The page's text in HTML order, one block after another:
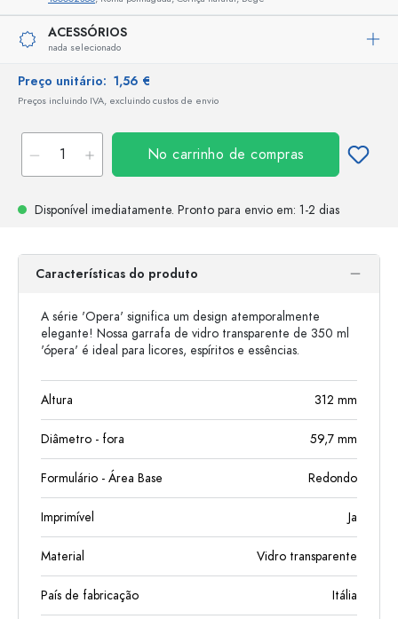
ACESSÓRIOS
nada selecionado
Preço unitário: 1,56 €
Preços incluindo IVA, excluindo custos de envio
No carrinho de compras
Disponível imediatamente. Pronto para envio em: 1-2 dias
Características do produto
A série 'Opera' significa um design atemporalmente
elegante! Nossa garrafa de vidro transparente de 350 ml
'ópera' é ideal para licores, espíritos e essências.
Altura 312 mm
Diâmetro - fora 59,7 mm
Formulário - Área Base Redondo
Imprimível Ja
Material Vidro transparente
País de fabricação Itália